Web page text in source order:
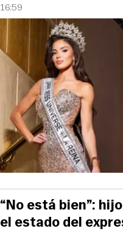
16:59
“No está bien”:
el estado del